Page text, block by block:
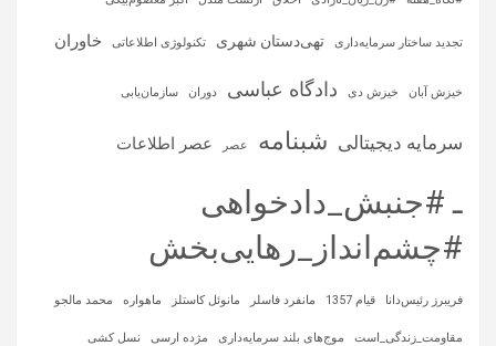
تجدید ساختار سرمایه‌داری تهی‌دستان شهری تکنولوژی اطلاعاتی خاوران
خیزش آبان خیزش دی دادگاه عباسی دوران سازمان‌یابی
سرمایه‌ دیجیتالی شبنامه عصر عصر اطلاعات
ـ #جنبش_دادخواهی
#چشم‌انداز_رهایی‌بخش
فریبرز رئیس‌دانا قیام 1357 مانفرد فاسلر مانوئل کاستلز ماهواره‌ محمد مالجو
مقاومت_زندگی_است موج‌های بلند سرمایه‌داری مژده ارسی نسل کشی